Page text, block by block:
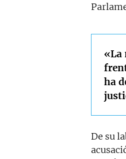
«La
ha
De su